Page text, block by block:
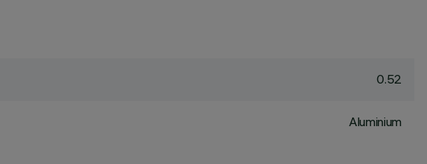
0.52
Aluminium